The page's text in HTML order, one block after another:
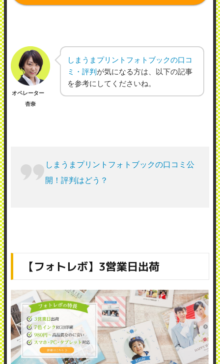
オペレーター
杏奈
しまうまプリントフォトブックの口コ
ミ・評判が気になる方は、以下の記事
を参考にしてくださいね。
しまうまプリントフォトブックの口コミ公
開！評判はどう？
【フォトレボ】3営業日出荷